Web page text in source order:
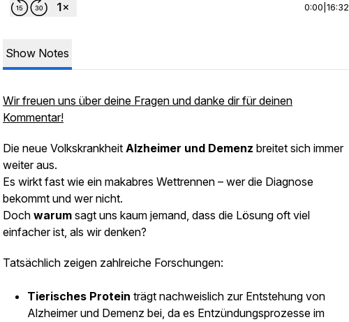
0:00 16:32
Show Notes
Wir freuen uns über deine Fragen und danke dir für deinen
Kommentar!
Die neue Volkskrankheit Alzheimer und Demenz breitet sich immer
weiter aus.
Es wirkt fast wie ein makabres Wettrennen – wer die Diagnose
bekommt und wer nicht.
Doch warum sagt uns kaum jemand, dass die Lösung oft viel
einfacher ist, als wir denken?
Tatsächlich zeigen zahlreiche Forschungen:
Tierisches Protein trägt nachweislich zur Entstehung von
Alzheimer und Demenz bei, da es Entzündungsprozesse im